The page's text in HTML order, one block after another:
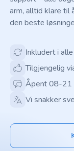
arm, alltid klare til
den beste
Inkludert i
Tilgjengelig
Åpent 08-21
Vi snakker